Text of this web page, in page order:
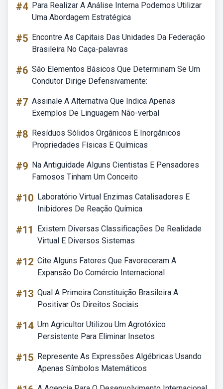
#4 Para Realizar A Análise Interna Podemos Utilizar
Uma Abordagem Estratégica
#5 Encontre As Capitais Das Unidades Da Federação
Brasileira No Caça-palavras
#6 São Elementos Básicos Que Determinam Se Um
Condutor Dirige Defensivamente:
#7 Assinale A Alternativa Que Indica Apenas
Exemplos De Linguagem Não-verbal
#8 Resíduos Sólidos Orgânicos E Inorgânicos
Propriedades Físicas E Químicas
#9 Na Antiguidade Alguns Cientistas E Pensadores
Famosos Tinham Um Conceito
#10 Laboratório Virtual Enzimas Catalisadores E
Inibidores De Reação Química
#11
Existem Diversas Classificações De Realidade
Virtual E Diversos Sistemas
#12 Cite Alguns Fatores Que Favoreceram A
Expansão Do Comércio Internacional
#13 Qual A Primeira Constituição Brasileira A
Positivar Os Direitos Sociais
#14 Um Agricultor Utilizou Um Agrotóxico
Persistente Para Eliminar Insetos
#15 Represente As Expressões Algébricas Usando
Apenas Símbolos Matemáticos